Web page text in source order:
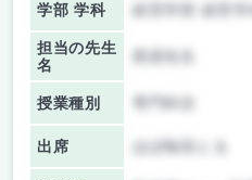
学部 学科
担当の先生
名
授業種別
出席 ほぼ毎回とる